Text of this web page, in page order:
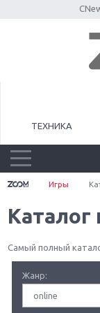
ТЕХНИКА
Игры
Каталог
Самый полный
Жанр:
online